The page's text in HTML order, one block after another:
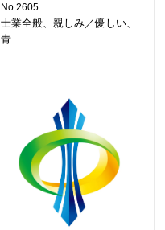
No.2605
士業全般、親しみ／優しい、
青